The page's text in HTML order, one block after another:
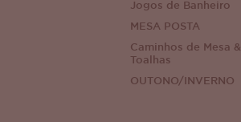
Jogos de Banheiro
MESA POSTA
Caminhos de Mesa &
Toalhas
OUTONO/INVERNO